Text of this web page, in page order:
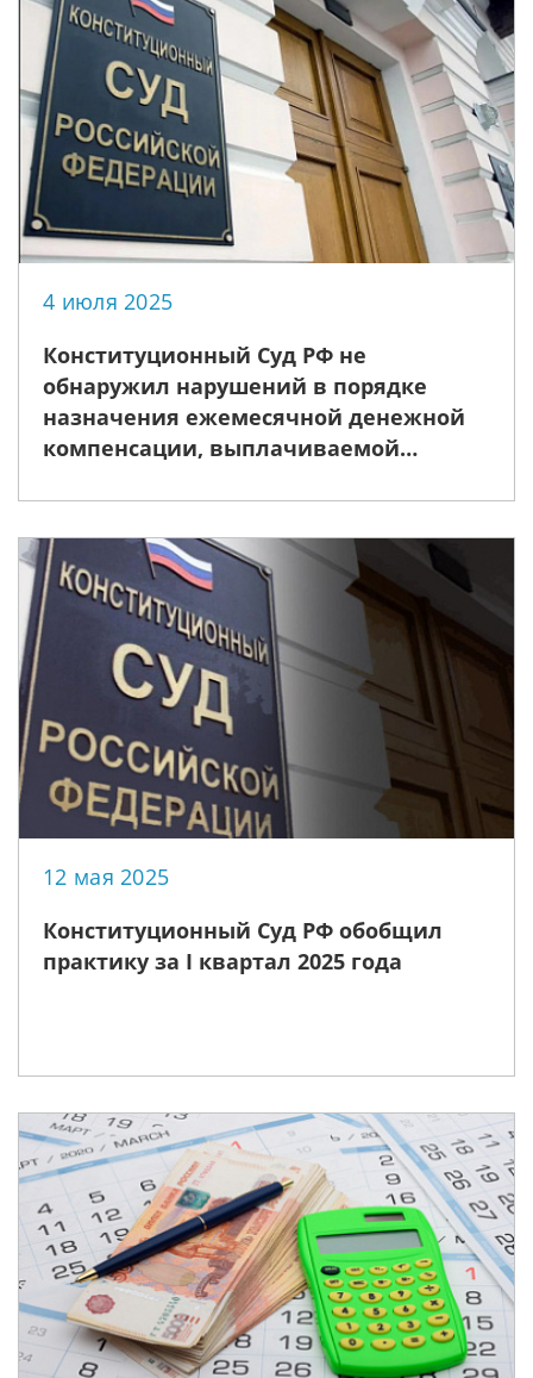
4 июля 2025
Конституционный Суд РФ не
обнаружил нарушений в порядке
назначения ежемесячной денежной
компенсации, выплачиваемой
военную службу, в случае их гибели
(смерти) при исполнении
обязанностей военной службы либо
смерти вследствие
12 мая 2025
Конституционный Суд РФ обобщил
практику за I квартал 2025 года